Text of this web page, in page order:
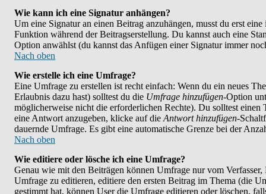
Wie kann ich eine Signatur anhängen?
Um eine Signatur an einen Beitrag anzuhängen, musst du erst
Funktion während der Beitragserstellung. Du kannst auch eine
Option anwählst (du kannst das Anfügen einer Signatur immer
Nach oben
Wie erstelle ich eine Umfrage?
Eine Umfrage zu erstellen ist recht einfach: Wenn du ein neues
Erlaubnis dazu hast) solltest du die Umfrage hinzufügen-Option
möglicherweise nicht die erforderlichen Rechte). Du solltest
eine Antwort anzugeben, klicke auf die Antwort hinzufügen-
dauernde Umfrage. Es gibt eine automatische Grenze bei der
Nach oben
Wie editiere oder lösche ich eine Umfrage?
Genau wie mit den Beiträgen können Umfrage nur vom
Umfrage zu editieren, editiere den ersten Beitrag im Thema (die
gestimmt hat, können User die Umfrage editieren oder löschen,